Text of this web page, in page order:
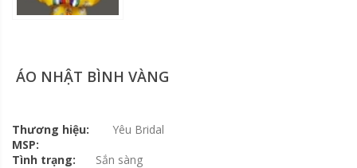
ÁO NHẬT BÌNH VÀNG
Thương hiệu:
Yêu Bridal
MSP:
Tình trạng:
Sắn sàng